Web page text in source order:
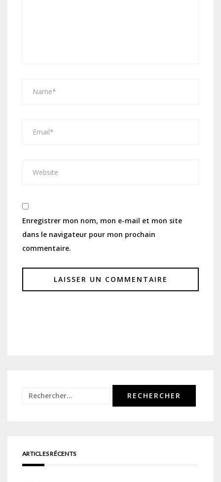
Enregistrer mon nom, mon e-mail et mon site
dans le navigateur pour mon prochain
commentaire.
Rechercher :
ARTICLES RÉCENTS